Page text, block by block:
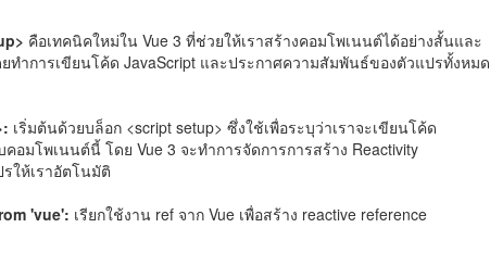
คือเทคนิคใหม่ใน Vue 3 ที่ช่วยให้เราสร้างคอมโพเนนต์ได้อย่างสั้นและ
ทำการเขียนโค้ด JavaScript และประกาศความสัมพันธ์ของตัวแปรทั้งหมด
เริ่มต้นด้วยบล็อก <script setup> ซึ่งใช้เพื่อระบุว่าเราจะเขียนโค้ด
คอมโพเนนต์นี้ โดย Vue 3 จะทำการจัดการการสร้าง Reactivity
ให้เราอัตโนมัติ
'vue': เรียกใช้งาน ref จาก Vue เพื่อสร้าง reactive reference